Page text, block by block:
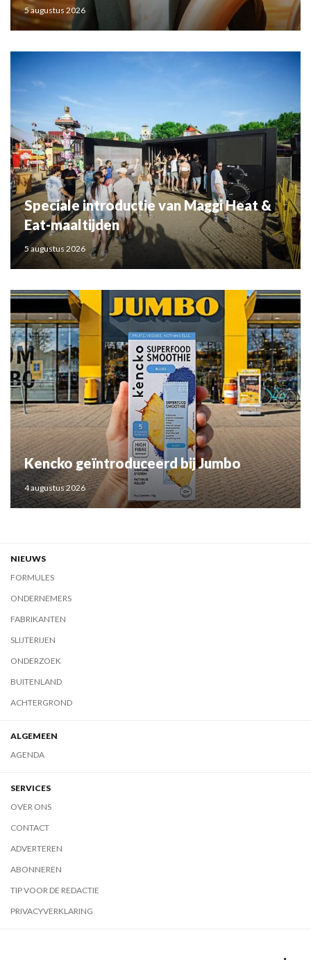
5 augustus 2026
Speciale introductie van Maggi Heat &
Eat-maaltijden
5 augustus 2026
Kencko geïntroduceerd bij Jumbo
4 augustus 2026
NIEUWS
FORMULES
ONDERNEMERS
FABRIKANTEN
SLIJTERIJEN
ONDERZOEK
BUITENLAND
ACHTERGROND
ALGEMEEN
AGENDA
SERVICES
OVER ONS
CONTACT
ADVERTEREN
ABONNEREN
TIP VOOR DE REDACTIE
PRIVACYVERKLARING